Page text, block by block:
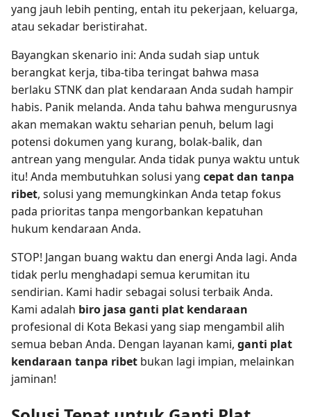
yang jauh lebih penting, entah itu pekerjaan, keluarga,
atau sekadar beristirahat.
Bayangkan skenario ini: Anda sudah siap untuk
berangkat kerja, tiba-tiba teringat bahwa masa
berlaku STNK dan plat kendaraan Anda sudah hampir
habis. Panik melanda. Anda tahu bahwa mengurusnya
akan memakan waktu seharian penuh, belum lagi
potensi dokumen yang kurang, bolak-balik, dan
antrean yang mengular. Anda tidak punya waktu untuk
itu! Anda membutuhkan solusi yang cepat dan tanpa
ribet, solusi yang memungkinkan Anda tetap fokus
pada prioritas tanpa mengorbankan kepatuhan
hukum kendaraan Anda.
STOP! Jangan buang waktu dan energi Anda lagi. Anda
tidak perlu menghadapi semua kerumitan itu
sendirian. Kami hadir sebagai solusi terbaik Anda.
Kami adalah biro jasa ganti plat kendaraan
profesional di Kota Bekasi yang siap mengambil alih
semua beban Anda. Dengan layanan kami, ganti plat
kendaraan tanpa ribet bukan lagi impian, melainkan
jaminan!